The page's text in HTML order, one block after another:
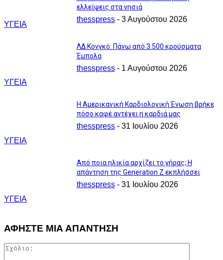
ΥΓΕΙΑ
ελλείψεις στα νησιά
thesspress - 3 Αυγούστου 2026
ΥΓΕΙΑ
ΛΔ Κονγκό: Πάνω από 3.500 κρούσματα
Έμπολα
thesspress - 1 Αυγούστου 2026
ΥΓΕΙΑ
Η Αμερικανική Καρδιολογική Ένωση βρήκε
πόσο καφέ αντέχει η καρδιά μας
thesspress - 31 Ιουλίου 2026
ΥΓΕΙΑ
Από ποια ηλικία αρχίζει το γήρας; Η
απάντηση της Generation Z εκπλήσσει
thesspress - 31 Ιουλίου 2026
ΑΦΗΣΤΕ ΜΙΑ ΑΠΑΝΤΗΣΗ